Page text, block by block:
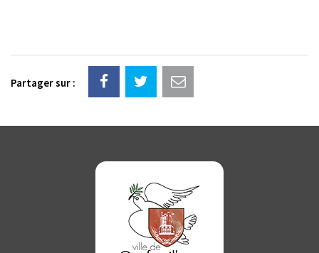
Partager sur :